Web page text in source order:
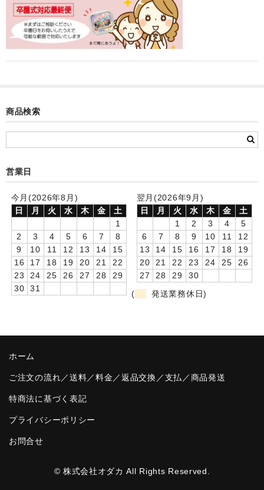
メロディ時計(集合)
音声時計(集合)
制服メモリー
お絵かきギャラリー
自作オリジナル時計
卒園DVDアルバム
園や先生への贈り物
卒業記念品
目覚まし時計(集合)
温湿度計付目覚まし時計
制服メモリー
商品検索
営業日
今月(2026年8月)
日
月 火 水 木 金
土
1
2
3 4 5 6 7
8
9
10 11 12 13 14
15
16
17 18 19 20 21
22
23
24 25 26 27 28
29
30
31
翌月(2026年9月)
日
月 火 水 木 金
土
1
2 3 4
5
6
7 8 9 10 11
12
13
14 15 16 17 18
19
20
21 22 23 24 25
26
27
28 29
30
(
発送業務休日)
ホーム
ご注文の流れ／送料／料金／返品交換／支払／商品発送
特商法に基づく表記
プライバシーポリシー
お問合せ
© 株式会社オダカ All Rights Reserved.